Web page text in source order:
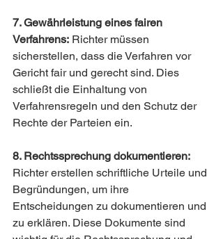
7. Gewährleistung eines fairen
Verfahrens: Richter müssen
sicherstellen, dass die Verfahren vor
Gericht fair und gerecht sind. Dies
schließt die Einhaltung von
Verfahrensregeln und den Schutz der
Rechte der Parteien ein.
8. Rechtssprechung dokumentieren:
Richter erstellen schriftliche Urteile und
Begründungen, um ihre
Entscheidungen zu dokumentieren und
zu erklären. Diese Dokumente sind